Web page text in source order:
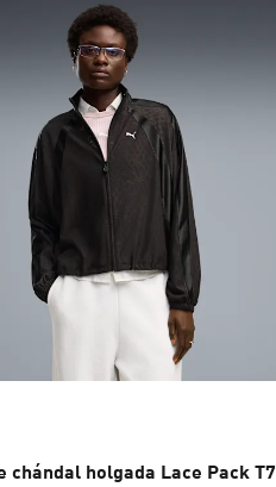
chándal holgada Lace Pack T7